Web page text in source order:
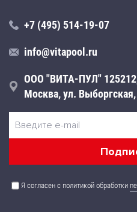
+7 (495) 514-19-07
info@vitapool.ru
ООО "ВИТА-ПУЛ"
Москва, ул. Выборгская,
Я согласен с политикой обработки